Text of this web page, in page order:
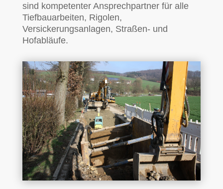
sind kompetenter Ansprechpartner für alle
Tiefbauarbeiten, Rigolen,
Versickerungsanlagen, Straßen- und
Hofabläufe.